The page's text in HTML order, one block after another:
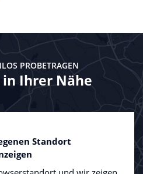
PROBETRAGEN
Ihrer Nähe
Standort